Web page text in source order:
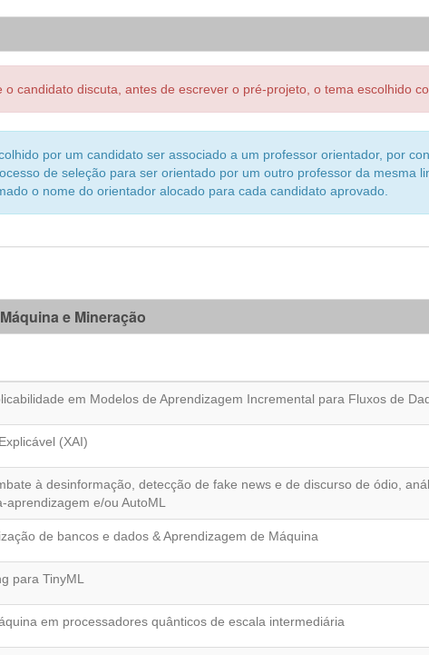
o candidato discuta, antes de escrever o pré-projeto, o tema escolhido
por um candidato ser associado a um professor orientador, por
de seleção para ser orientado por um outro professor da mesma
o nome do orientador alocado para cada candidato aprovado.
e Mineração
em Modelos de Aprendizagem Incremental para Fluxos de
(XAI)
à desinformação, detecção de fake news e de discurso de ódio,
aprendizagem e/ou AutoML
de bancos e dados & Aprendizagem de Máquina
para TinyML
em processadores quânticos de escala intermediária